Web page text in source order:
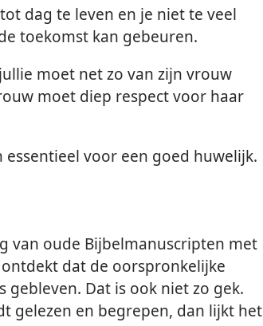
dag te leven en je niet te veel
toekomst kan gebeuren.
moet net zo van zijn vrouw
moet diep respect voor haar
voor een goed huwelijk.
van oude Bijbelmanuscripten met
dat de oorspronkelijke
Dat is ook niet zo gek.
gelezen en begrepen, dan lijkt het